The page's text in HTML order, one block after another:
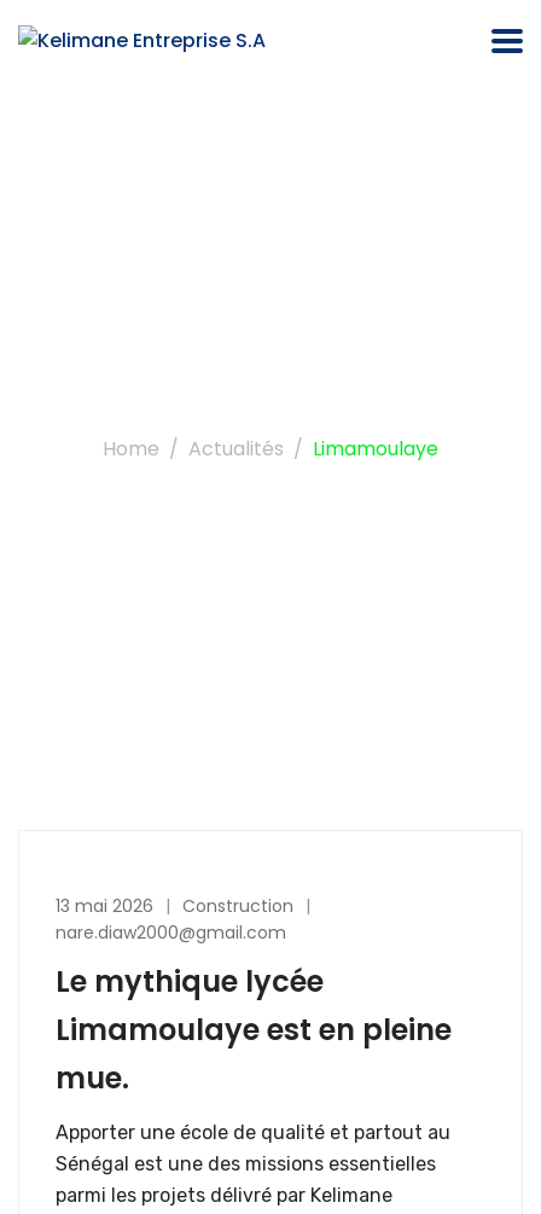
Home Actualités Limamoulaye
13 mai 2026
Construction
nare.diaw2000@gmail.com
Le mythique lycée
Limamoulaye est en pleine
mue.
Apporter une école de qualité et partout au
Sénégal est une des missions essentielles
parmi les projets délivré par Kelimane